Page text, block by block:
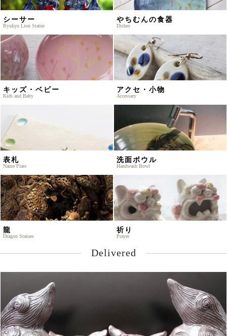
シーサー
Ryukyu Lion Statue
やちむんの食器
Dishes
キッズ・ベビー
Kids and Baby
アクセ・小物
Accessary
表札
Name Plate
洗面ボウル
Handwash Bowl
龍
Dragon Statues
祈り
Prayer
Delivered